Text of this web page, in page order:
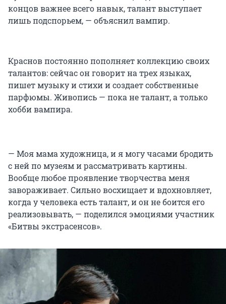
концов важнее всего навык, талант выступает
лишь подспорьем, — объяснил вампир.
Краснов постоянно пополняет коллекцию своих
талантов: сейчас он говорит на трех языках,
пишет музыку и стихи и создает собственные
парфюмы. Живопись — пока не талант, а только
хобби вампира.
— Моя мама художница, и я могу часами бродить
с ней по музеям и рассматривать картины.
Вообще любое проявление творчества меня
завораживает. Сильно восхищает и вдохновляет,
когда у человека есть талант, и он не боится его
реализовывать, — поделился эмоциями участник
«Битвы экстрасенсов».